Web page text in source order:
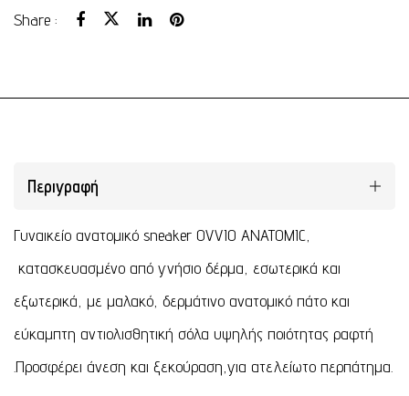
Share :
Περιγραφή
Γυναικείο ανατομικό sneaker OVVIO ANATOMIC,
κατασκευασμένο από γνήσιο δέρμα, εσωτερικά και
εξωτερικά, με μαλακό, δερμάτινο ανατομικό πάτο και
εύκαμπτη αντιολισθητική σόλα υψηλής ποιότητας ραφτή
.Προσφέρει άνεση και ξεκούραση,για ατελείωτο περπάτημα.